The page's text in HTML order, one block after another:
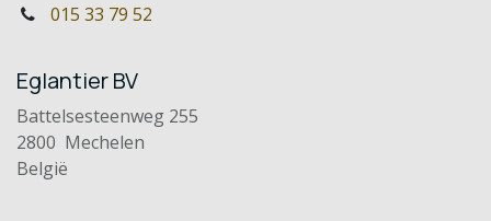
015 33 79 52
Eglantier BV
Battelsesteenweg 255
2800 Mechelen
België